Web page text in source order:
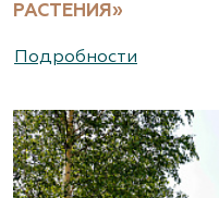
РАСТЕНИЯ»
Подробности